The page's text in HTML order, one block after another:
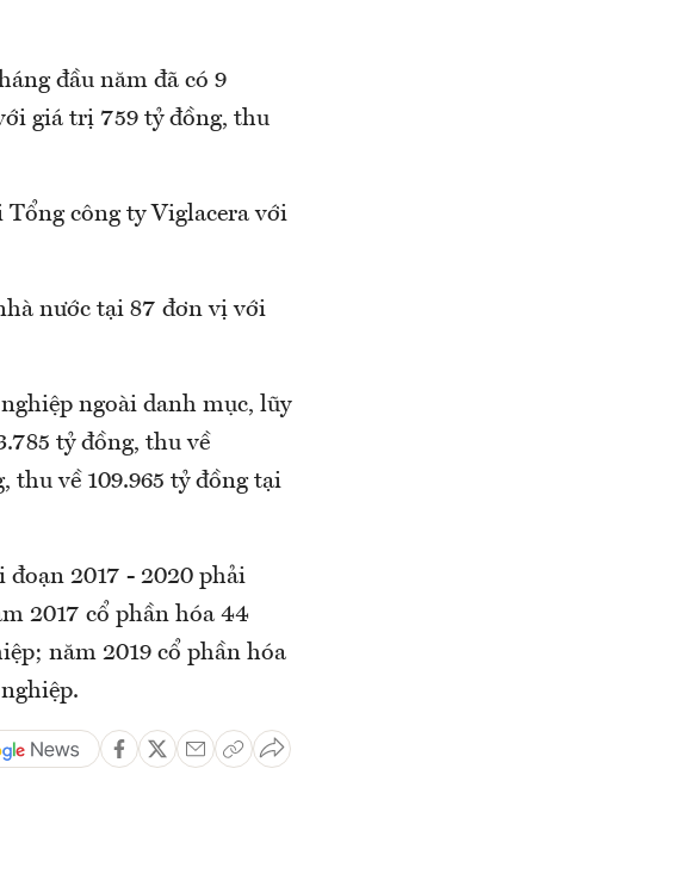
đầu năm đã có 9
giá trị 759 tỷ đồng, thu
công ty Viglacera với
nước tại 87 đơn vị với
ngoài danh mục, lũy
tỷ đồng, thu về
thu về 109.965 tỷ đồng tại
2017 - 2020 phải
2017 cổ phần hóa 44
năm 2019 cổ phần hóa